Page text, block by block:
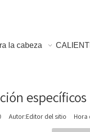
la cabeza
Autor:Editor del sitio Hora